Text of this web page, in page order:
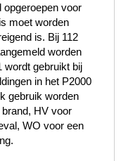
opgeroepen voor
moet worden
is. Bij 112
worden
wordt gebruikt bij
in het P2000
gebruik worden
HV voor
WO voor een